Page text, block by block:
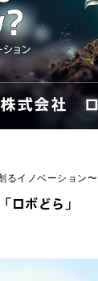
るイノベーション〜
ロボどら」